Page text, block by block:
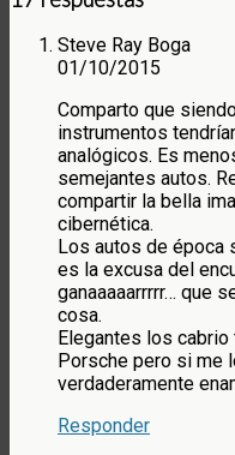
Steve Ray Boga
01/10/2015
Comparto que
instrumentos
analógicos. Es
semejantes autos.
compartir la bella
cibernética.
Los autos de época
es la excusa del
ganaaaaarrrrr… que
cosa.
Elegantes los
Porsche pero si me
verdaderamente
Responder